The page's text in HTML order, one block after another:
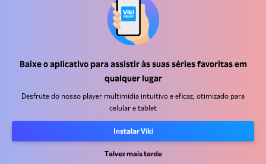
Baixe o aplicativo para assistir às suas séries favoritas em
qualquer lugar
Desfrute do nosso player multimídia intuitivo e eficaz, otimizado para
celular e tablet
Instalar Viki
Talvez mais tarde
Emissoras
Central de imprensa
Política de privacidade